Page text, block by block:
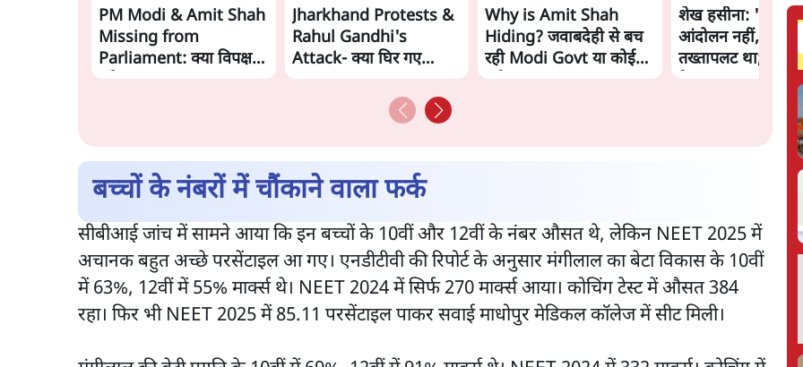
PM Modi & Amit Shah
Missing from
Parliament: क्या विपक्ष से
Jharkhand Protests &
Rahul Gandhi's
Attack- क्या घिर गए
Ashutosh Ki Baat
Why is Amit Shah
Hiding? जवाबदेही से बच
रही Modi Govt या कोई
शेख हसीना: '2024
आंदोलन नहीं,
तख्तापलट था; मैं अपने
के पास जरूर लौटूंगी'
बच्चों के नंबरों में चौंकाने वाला फर्क
सीबीआई जांच में सामने आया कि इन बच्चों के 10वीं और 12वीं के नंबर औसत थे, लेकिन NEET 2025 में
अचानक बहुत अच्छे परसेंटाइल आ गए। एनडीटीवी की रिपोर्ट के अनुसार मंगीलाल का बेटा विकास के 10वीं
में 63%, 12वीं में 55% मार्क्स थे। NEET 2024 में सिर्फ 270 मार्क्स आया। कोचिंग टेस्ट में औसत 384
रहा। फिर भी NEET 2025 में 85.11 परसेंटाइल पाकर सवाई माधोपुर मेडिकल कॉलेज में सीट मिली।